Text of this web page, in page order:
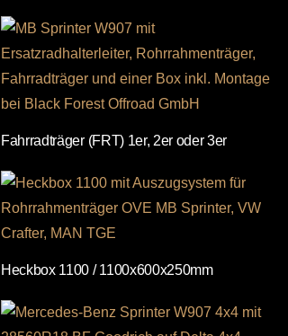
Fahrradträger (FRT) 1er, 2er oder 3er
Heckbox 1100 / 1100x600x250mm